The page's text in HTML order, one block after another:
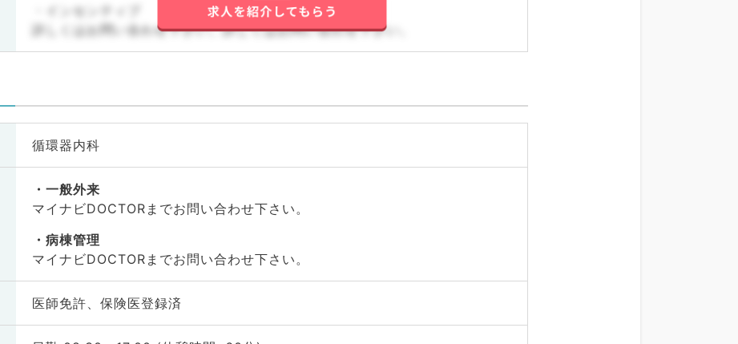
・インセンティブ
詳しくはお問い合わせ下さい。詳しくはお問い合わせ下さい。
循環器内科
一般外来
マイナビDOCTORまでお問い合わせ下さい。
病棟管理
マイナビDOCTORまでお問い合わせ下さい。
医師免許、保険医登録済